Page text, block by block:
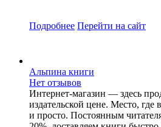
Подробнее Перейти на сайт
Альпина книги
Нет отзывов
Интернет-магазин — здесь
издательской цене. Место,
и просто. Постоянным